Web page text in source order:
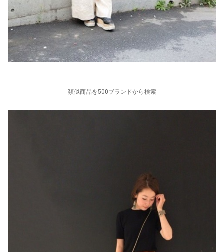
類似商品を500ブランドから検索